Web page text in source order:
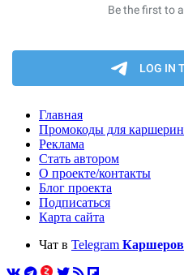
Главная
Промокоды для
Реклама
Стать автором
О проекте/контакты
Блог проекта
Подписаться
Карта сайта
Чат в Telegram